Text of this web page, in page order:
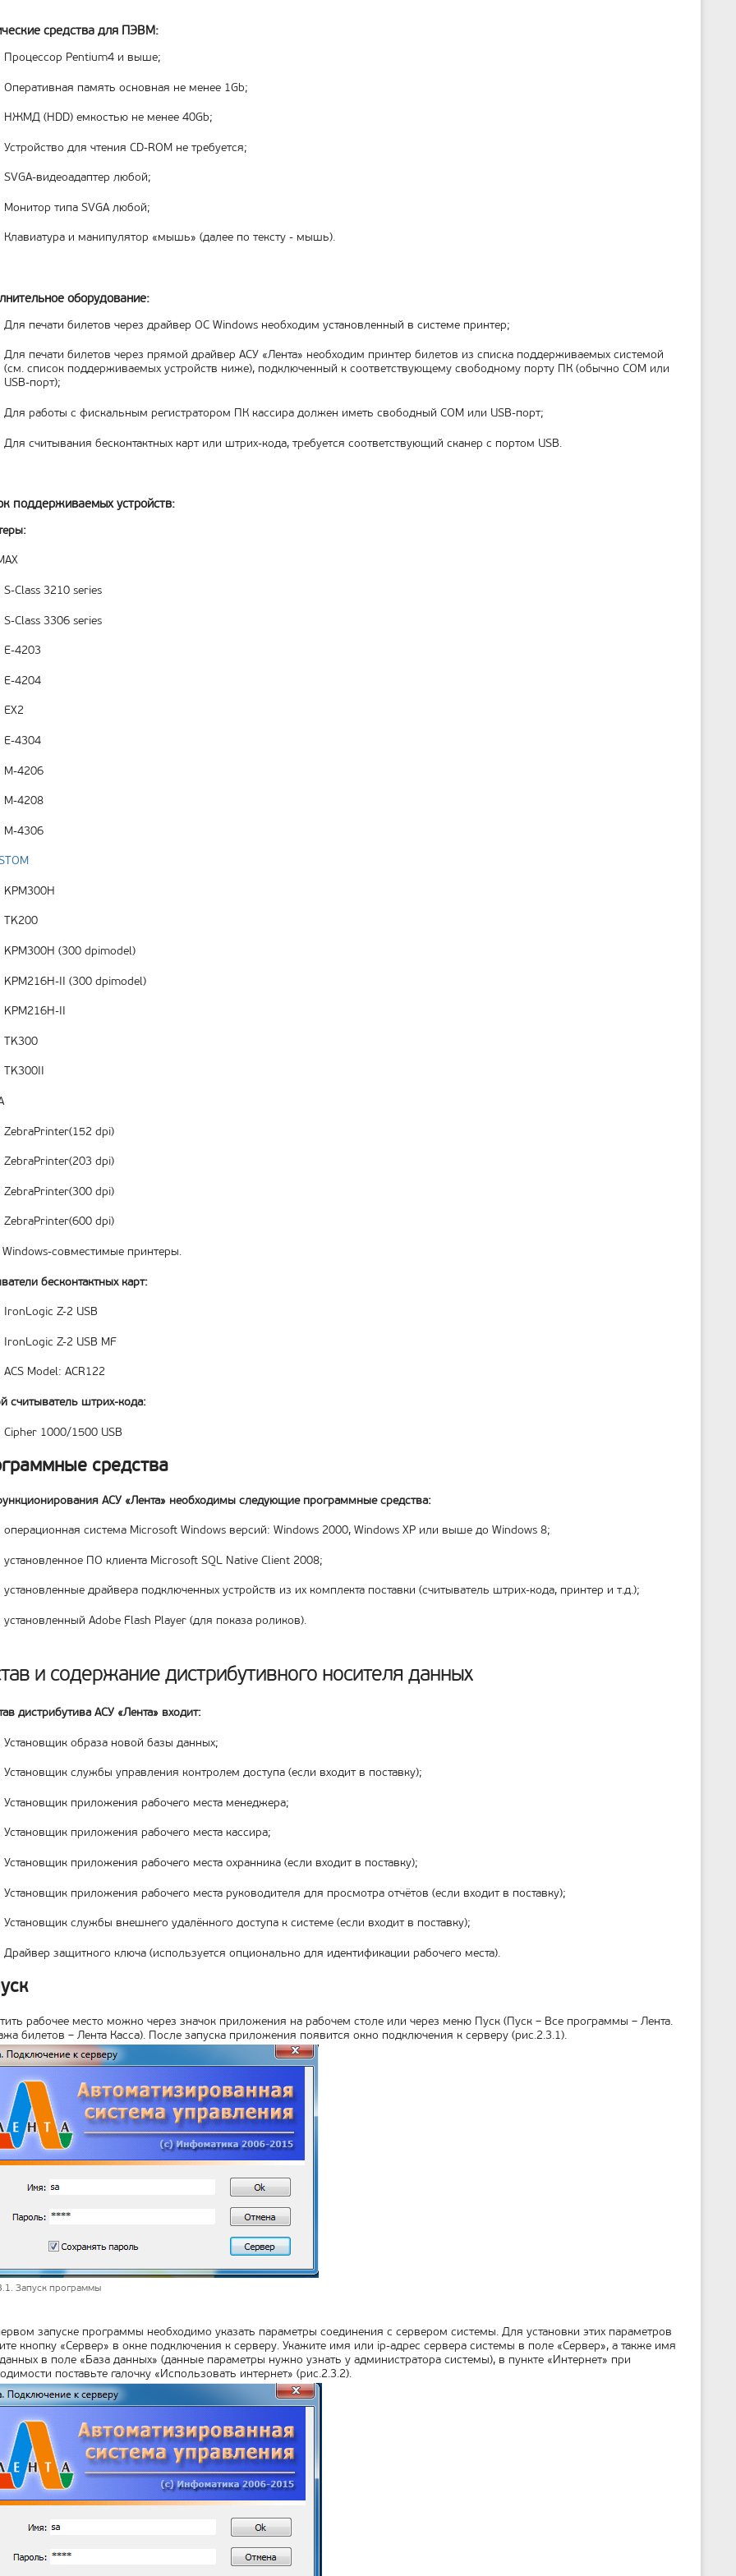
средства для ПЭВМ:
Процессор Pentium4 и выше;
Оперативная память основная не менее 1Gb;
НЖМД (HDD) емкостью не менее 40Gb;
Устройство для чтения CD-ROM не требуется;
SVGA-видеоадаптер любой;
Монитор типа SVGA любой;
Клавиатура и манипулятор «мышь» (далее по тексту - мышь).
оборудование:
Для печати билетов через драйвер ОС Windows необходим установленный в системе принтер;
Для печати билетов через прямой драйвер АСУ «Лента» необходим принтер билетов из списка поддерживаемых системой
(см. список поддерживаемых устройств ниже), подключенный к соответствующему свободному порту ПК (обычно COM или
USB-порт);
Для работы с фискальным регистратором ПК кассира должен иметь свободный COM или USB-порт;
Для считывания бесконтактных карт или штрих-кода, требуется соответствующий сканер с портом USB.
поддерживаемых устройств:
S-Class 3210 series
S-Class 3306 series
E-4203
E-4204
EX2
E-4304
M-4206
M-4208
M-4306
KPM300H
TK200
KPM300H (300 dpimodel)
KPM216H-II (300 dpimodel)
KPM216H-II
TK300
TK300II
ZebraPrinter(152 dpi)
ZebraPrinter(203 dpi)
ZebraPrinter(300 dpi)
ZebraPrinter(600 dpi)
совместимые принтеры.
бесконтактных карт:
IronLogic Z-2 USB
IronLogic Z-2 USB MF
ACS Model: ACR122
считыватель штрих-кода:
Cipher 1000/1500 USB
средства
АСУ «Лента» необходимы следующие программные средства:
операционная система Microsoft Windows версий: Windows 2000, Windows XP или выше до Windows 8;
установленное ПО клиента Microsoft SQL Native Client 2008;
установленные драйвера подключенных устройств из их комплекта поставки (считыватель штрих-кода, принтер и т.д.);
установленный Adobe Flash Player (для показа роликов).
и содержание дистрибутивного носителя данных
дистрибутива АСУ «Лента» входит:
Установщик образа новой базы данных;
Установщик службы управления контролем доступа (если входит в поставку);
Установщик приложения рабочего места менеджера;
Установщик приложения рабочего места кассира;
Установщик приложения рабочего места охранника (если входит в поставку);
Установщик приложения рабочего места руководителя для просмотра отчётов (если входит в поставку);
Установщик службы внешнего удалённого доступа к системе (если входит в поставку);
Драйвер защитного ключа (используется опционально для идентификации рабочего места).
рабочее место можно через значок приложения на рабочем столе или через меню Пуск (Пуск – Все программы – Лента.
билетов – Лента Касса). После запуска приложения появится окно подключения к серверу (рис.2.3.1).
Запуск программы
запуске программы необходимо указать параметры соединения с сервером системы. Для установки этих параметров
кнопку «Сервер» в окне подключения к серверу. Укажите имя или ip-адрес сервера системы в поле «Сервер», а также имя
в поле «База данных» (данные параметры нужно узнать у администратора системы), в пункте «Интернет» при
поставьте галочку «Использовать интернет» (рис.2.3.2).